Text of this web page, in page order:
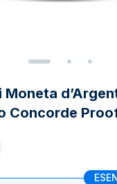
Moneta
Concorde